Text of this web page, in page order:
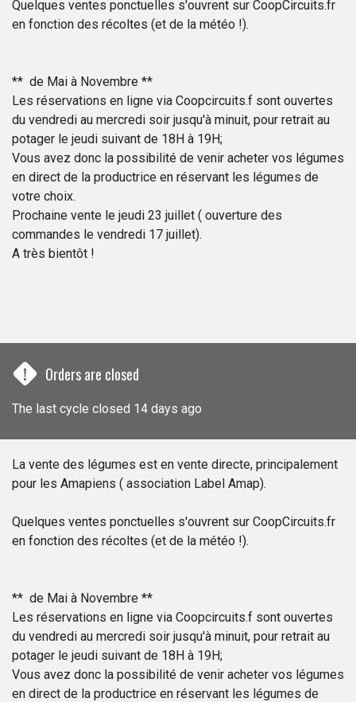
Quelques ventes ponctuelles s'ouvrent sur CoopCircuits.fr
en fonction des récoltes (et de la météo !).
** de Mai à Novembre **
Les réservations en ligne via Coopcircuits.f sont ouvertes
du vendredi au mercredi soir jusqu'à minuit, pour retrait au
potager le jeudi suivant de 18H à 19H;
Vous avez donc la possibilité de venir acheter vos légumes
en direct de la productrice en réservant les légumes de
votre choix.
Prochaine vente le jeudi 23 juillet ( ouverture des
commandes le vendredi 17 juillet).
A très bientôt !
! Orders are closed
The last cycle closed 14 days ago
La vente des légumes est en vente directe, principalement
pour les Amapiens ( association Label Amap).
Quelques ventes ponctuelles s'ouvrent sur CoopCircuits.fr
en fonction des récoltes (et de la météo !).
** de Mai à Novembre **
Les réservations en ligne via Coopcircuits.f sont ouvertes
du vendredi au mercredi soir jusqu'à minuit, pour retrait au
potager le jeudi suivant de 18H à 19H;
Vous avez donc la possibilité de venir acheter vos légumes
en direct de la productrice en réservant les légumes de